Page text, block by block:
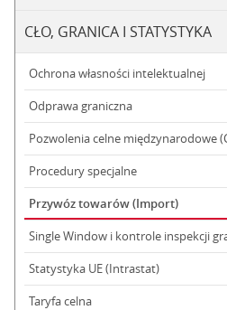
CŁO, GRANICA I STATYSTYKA
Ochrona własności intelektualnej
Odprawa graniczna
Pozwolenia celne międzynarodowe
Procedury specjalne
Przywóz towarów (Import)
Single Window i kontrole inspekcji
Statystyka UE (Intrastat)
Taryfa celna